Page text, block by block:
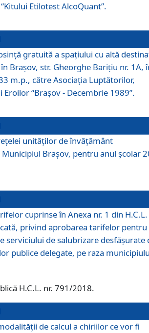
Etilotest AlcoQuant”.
gratuită a spaţiului cu altă
Braşov, str. Gheorghe Bariţiu nr. 1A,
m.p., către Asociaţia Luptătorilor,
“Braşov - Decembrie 1989”.
unităţilor de învăţământ
Braşov, pentru anul şcolar
cuprinse în Anexa nr. 1 din H.C.L.
privind aprobarea tarifelor pentru
serviciului de salubrizare desfăşurate
publice delegate, pe raza
H.C.L. nr. 791/2018.
de calcul a chiriilor ce vor fi